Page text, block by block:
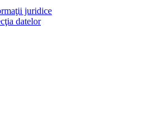
juridice
datelor